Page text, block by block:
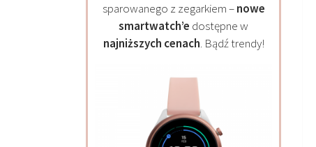
sparowanego z zegarkiem –nowe
smartwatch’e dostępne w
najniższych cenach. Bądź trendy!